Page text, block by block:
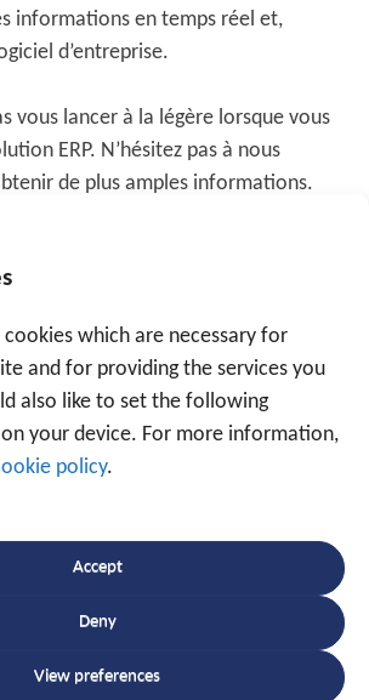
which are necessary for
and for providing the services you
also like to set the following
your device. For more information,
policy.
Accept
Deny
View preferences
informations en temps réel et,
d’entreprise.
vous lancer à la légère lorsque vous
ERP. N’hésitez pas à nous
de plus amples informations.
clients dans les secteurs les plus
PLUS? CONTACTEZ-NOUS
Taggedsoftware
à un expert